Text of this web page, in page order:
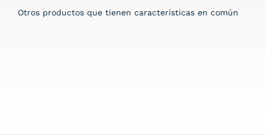
Otros productos que tienen características en común